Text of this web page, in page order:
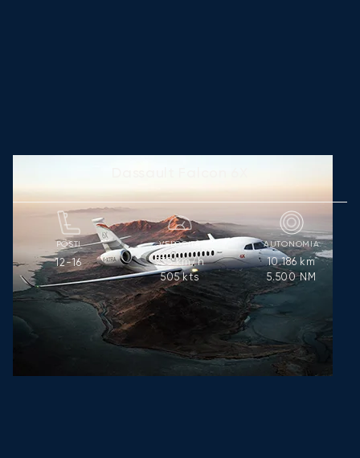
POSTI
12-16
VELOCITÀ
935km/h
505kts
AUTONOMIA
10.186 km
5.500NM